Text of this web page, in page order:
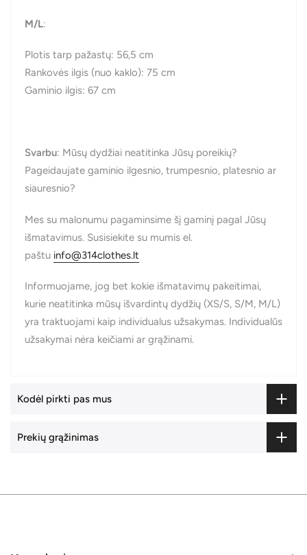
M/L:
Plotis tarp pažastų: 56,5 cm
Rankovės ilgis (nuo kaklo): 75 cm
Gaminio ilgis: 67 cm
Svarbu: Mūsų dydžiai neatitinka Jūsų poreikių?
Pageidaujate gaminio ilgesnio, trumpesnio, platesnio ar
siauresnio?
Mes su malonumu pagaminsime šį gaminį pagal Jūsų
išmatavimus. Susisiekite su mumis el.
paštu info@314clothes.lt
Informuojame, jog bet kokie išmatavimų pakeitimai,
kurie neatitinka mūsų išvardintų dydžių (XS/S, S/M, M/L)
yra traktuojami kaip individualus užsakymas. Individualūs
užsakymai nėra keičiami ar grąžinami.
Kodėl pirkti pas mus
Prekių grąžinimas